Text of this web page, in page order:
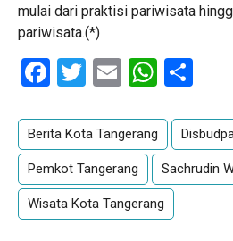
mulai dari praktisi pariwisata
pariwisata.(*)
Facebook
Twitter
Email
Berita Kota Tangerang
Pemkot Tangerang Sachrudin
Wisata Kota Tangerang